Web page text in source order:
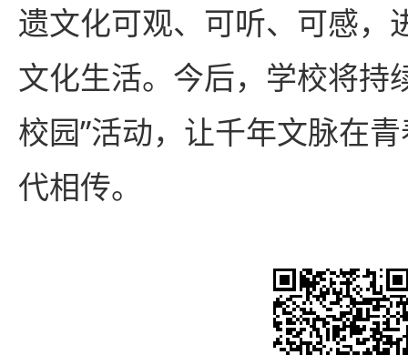
遗文化可观、可听、可感，
文化生活。今后，学校将持
校园”活动，让千年文脉在
代相传。